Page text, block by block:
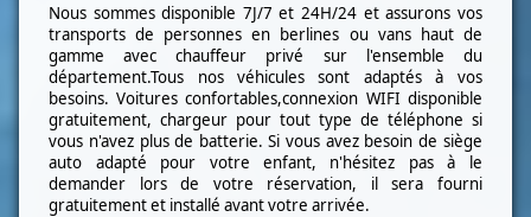
Nous sommes disponible 7J/7 et 24H/24 et assurons vos
transports de personnes en berlines ou vans haut de
gamme avec chauffeur privé sur l'ensemble du
département.Tous nos véhicules sont adaptés à vos
besoins. Voitures confortables,connexion WIFI disponible
gratuitement, chargeur pour tout type de téléphone si
vous n'avez plus de batterie. Si vous avez besoin de siège
auto adapté pour votre enfant, n'hésitez pas à le
demander lors de votre réservation, il sera fourni
gratuitement et installé avant votre arrivée.